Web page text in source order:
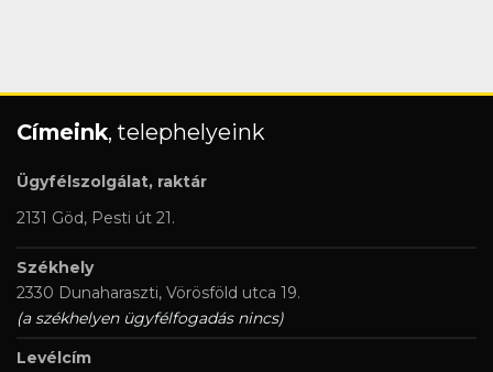
Címeink, telephelyeink
Ügyfélszolgálat, raktár
2131 Göd, Pesti út 21.
Székhely
2330 Dunaharaszti, Vörösföld utca 19.
(a székhelyen ügyfélfogadás nincs)
Levélcím